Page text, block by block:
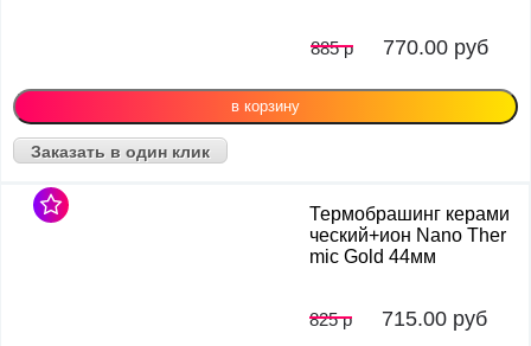
885 р 770.00 руб
Заказать в один клик
Термобрашинг керами
ческий+ион Nano Ther
mic Gold 44мм
825 р 715.00 руб